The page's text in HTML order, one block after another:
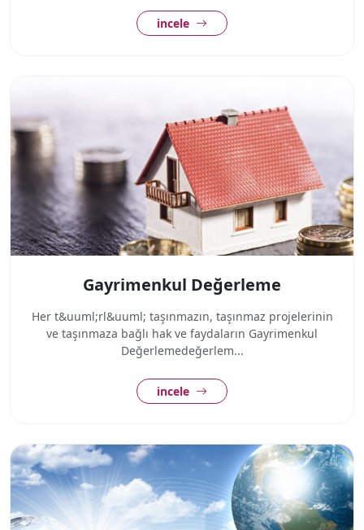
incele
Gayrimenkul Değerleme
Her t&uuml;rl&uuml; taşınmazın, taşınmaz projelerinin
ve taşınmaza bağlı hak ve faydaların Gayrimenkul
Değerlemedeğerlem...
incele